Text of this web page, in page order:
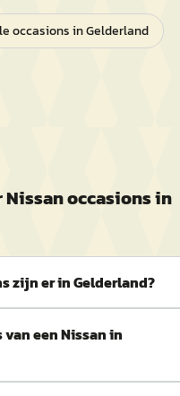
occasions inGelderland
Nissanoccasions in
zijn er in Gelderland?
een Nissan in